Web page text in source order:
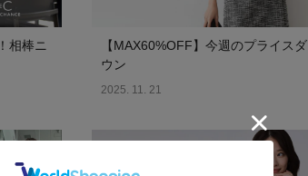
相棒ニ
【MAX60%OFF】今週のプライスダ
ウン
2025. 11. 21